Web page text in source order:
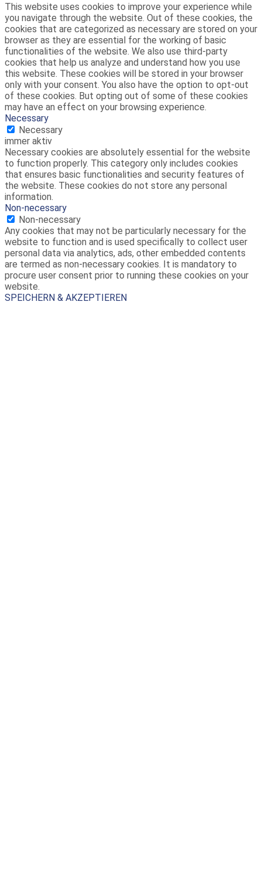
This website uses cookies to improve your experience while
you navigate through the website. Out of these cookies, the
cookies that are categorized as necessary are stored on your
browser as they are essential for the working of basic
functionalities of the website. We also use third-party
cookies that help us analyze and understand how you use
this website. These cookies will be stored in your browser
only with your consent. You also have the option to opt-out
of these cookies. But opting out of some of these cookies
may have an effect on your browsing experience.
Necessary
Necessary
immer aktiv
Necessary cookies are absolutely essential for the website
to function properly. This category only includes cookies
that ensures basic functionalities and security features of
the website. These cookies do not store any personal
information.
Non-necessary
Non-necessary
Any cookies that may not be particularly necessary for the
website to function and is used specifically to collect user
personal data via analytics, ads, other embedded contents
are termed as non-necessary cookies. It is mandatory to
procure user consent prior to running these cookies on your
website.
SPEICHERN & AKZEPTIEREN